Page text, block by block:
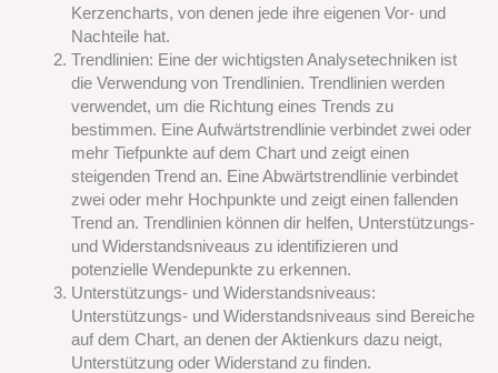
Kerzencharts, von denen jede ihre eigenen Vor- und
Nachteile hat.
Trendlinien: Eine der wichtigsten Analysetechniken ist
die Verwendung von Trendlinien. Trendlinien werden
verwendet, um die Richtung eines Trends zu
bestimmen. Eine Aufwärtstrendlinie verbindet zwei oder
mehr Tiefpunkte auf dem Chart und zeigt einen
steigenden Trend an. Eine Abwärtstrendlinie verbindet
zwei oder mehr Hochpunkte und zeigt einen fallenden
Trend an. Trendlinien können dir helfen, Unterstützungs-
und Widerstandsniveaus zu identifizieren und
potenzielle Wendepunkte zu erkennen.
Unterstützungs- und Widerstandsniveaus:
Unterstützungs- und Widerstandsniveaus sind Bereiche
auf dem Chart, an denen der Aktienkurs dazu neigt,
Unterstützung oder Widerstand zu finden.